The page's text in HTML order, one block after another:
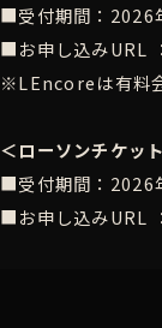
■受付期間：2026
■お申し込みURL ：
※LEncoreは有料
＜ローソンチケッ
■受付期間：2026
■お申し込みURL ：